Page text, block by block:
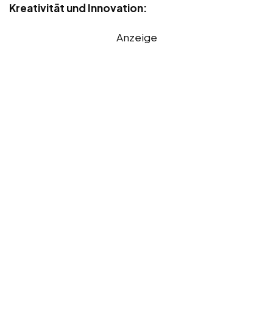
Kreativität und Innovation:
Anzeige